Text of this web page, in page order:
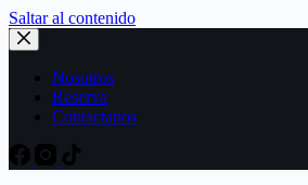
Saltar al contenido
Nosotros
Reserva
Contactanos